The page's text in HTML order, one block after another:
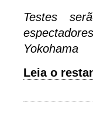
Testes
Yokohama
Leia o